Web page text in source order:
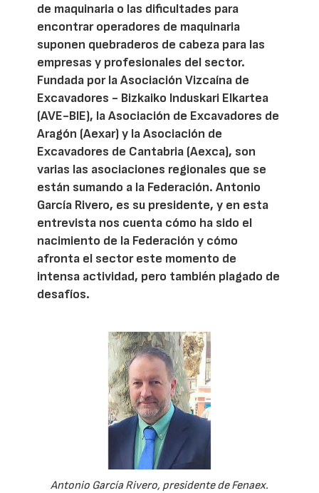
de maquinaria o las dificultades para
encontrar operadores de maquinaria
suponen quebraderos de cabeza para las
empresas y profesionales del sector.
Fundada por la Asociación Vizcaína de
Excavadores - Bizkaiko Induskari Elkartea
(AVE-BIE), la Asociación de Excavadores de
Aragón (Aexar) y la Asociación de
Excavadores de Cantabria (Aexca), son
varias las asociaciones regionales que se
están sumando a la Federación. Antonio
García Rivero, es su presidente, y en esta
entrevista nos cuenta cómo ha sido el
nacimiento de la Federación y cómo
afronta el sector este momento de
intensa actividad, pero también plagado de
desafíos.
Antonio García Rivero, presidente de Fenaex.